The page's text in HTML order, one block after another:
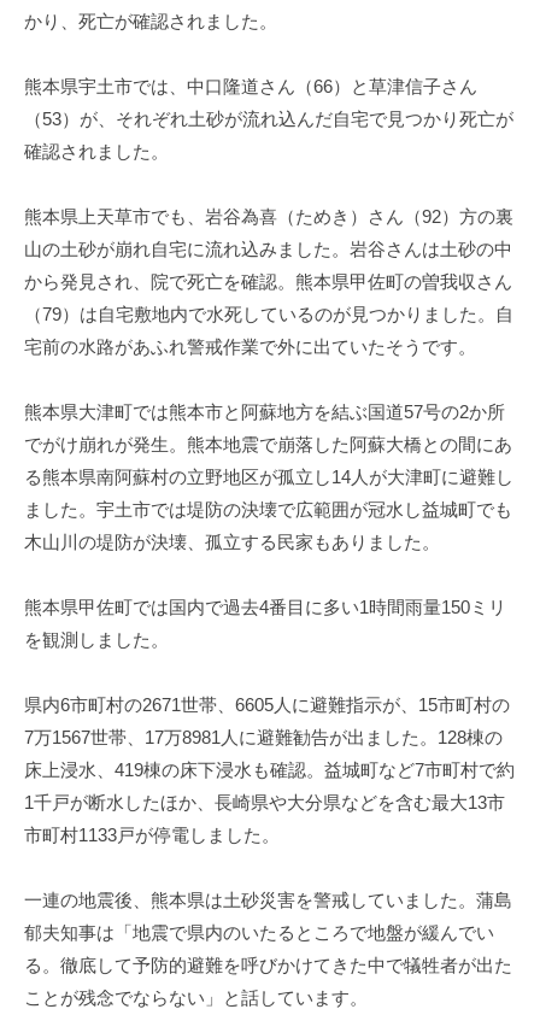
かり、死亡が確認されました。
熊本県宇土市では、中口隆道さん（66）と草津信子さん
（53）が、それぞれ土砂が流れ込んだ自宅で見つかり死亡が
確認されました。
熊本県上天草市でも、岩谷為喜（ためき）さん（92）方の裏
山の土砂が崩れ自宅に流れ込みました。岩谷さんは土砂の中
から発見され、院で死亡を確認。熊本県甲佐町の曽我収さん
（79）は自宅敷地内で水死しているのが見つかりました。自
宅前の水路があふれ警戒作業で外に出ていたそうです。
熊本県大津町では熊本市と阿蘇地方を結ぶ国道57号の2か所
でがけ崩れが発生。熊本地震で崩落した阿蘇大橋との間にあ
る熊本県南阿蘇村の立野地区が孤立し14人が大津町に避難し
ました。宇土市では堤防の決壊で広範囲が冠水し益城町でも
木山川の堤防が決壊、孤立する民家もありました。
熊本県甲佐町では国内で過去4番目に多い1時間雨量150ミリ
を観測しました。
県内6市町村の2671世帯、6605人に避難指示が、15市町村の
7万1567世帯、17万8981人に避難勧告が出ました。128棟の
床上浸水、419棟の床下浸水も確認。益城町など7市町村で約
1千戸が断水したほか、長崎県や大分県などを含む最大13市
市町村1133戸が停電しました。
一連の地震後、熊本県は土砂災害を警戒していました。蒲島
郁夫知事は「地震で県内のいたるところで地盤が緩んでい
る。徹底して予防的避難を呼びかけてきた中で犠牲者が出た
ことが残念でならない」と話しています。